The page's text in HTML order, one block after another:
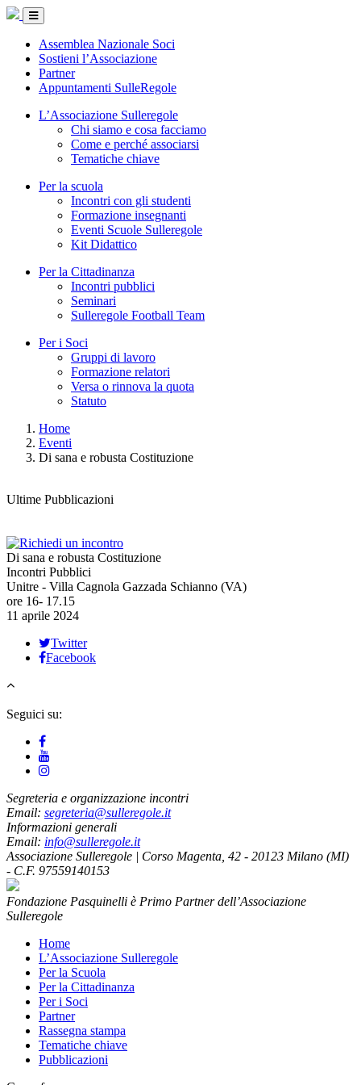
Vai
contenutoAssemblea Nazionale Soci
Sostieni l’Associazione
Partner
Appuntamenti SulleRegole
L’Associazione Sulleregole
Chi siamo e cosa facciamo
Come e perché associarsi
Tematiche chiave
Per la scuola
Incontri con gli studenti
Formazione insegnanti
Eventi Scuole Sulleregole
Kit Didattico
Per la Cittadinanza
Incontri pubblici
Seminari
Sulleregole Football Team
Per i Soci
Gruppi di lavoro
Formazione relatori
Versa o rinnova la quota
Statuto
Home
Eventi
Di sana e robusta Costituzione
Ultime Pubblicazioni
Di sana e robusta Costituzione
Incontri Pubblici
Unitre - Villa Cagnola Gazzada Schianno (VA)
ore 16- 17.15
11 aprile 2024
Twitter
Facebook
Seguici su:
Segreteria e organizzazione incontri
Email: segreteria@sulleregole.it
Informazioni generali
Email: info@sulleregole.it
Associazione Sulleregole | Corso Magenta, 42 - 20123 Milano (MI)
- C.F. 97559140153
Fondazione Pasquinelli è Primo Partner dell’Associazione
Sulleregole
Home
L’Associazione Sulleregole
Per la Scuola
Per la Cittadinanza
Per i Soci
Partner
Rassegna stampa
Tematiche chiave
Pubblicazioni